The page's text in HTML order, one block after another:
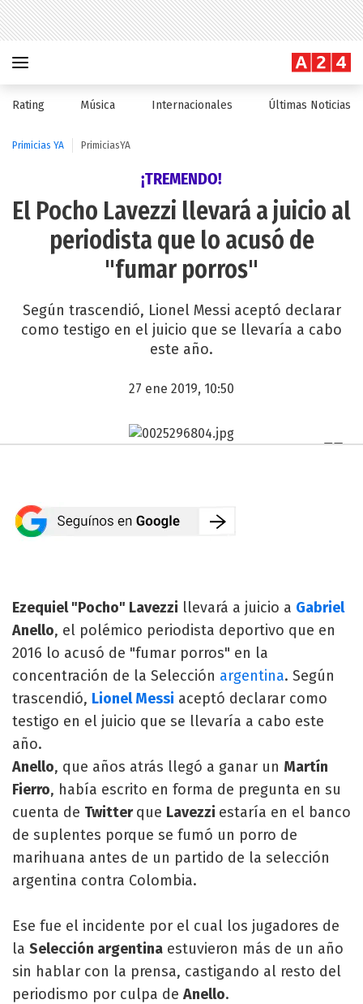
Rating Música Internacionales Últimas Noticias
Primicias YA PrimiciasYA
¡TREMENDO!
El Pocho Lavezzi llevará a juicio al
periodista que lo acusó de
"fumar porros"
Según trascendió, Lionel Messi aceptó declarar
como testigo en el juicio que se llevaría a cabo
este año.
27 ene 2019, 10:50
Ezequiel "Pocho" Lavezzi llevará a juicio a Gabriel
Anello, el polémico periodista deportivo que en
2016 lo acusó de "fumar porros" en la
concentración de la Selección argentina. Según
trascendió, Lionel Messi aceptó declarar como
testigo en el juicio que se llevaría a cabo este
año.
Anello, que años atrás llegó a ganar un Martín
Fierro, había escrito en forma de pregunta en su
cuenta de Twitterque Lavezzi estaría en el banco
de suplentes porque se fumó un porro de
marihuana antes de un partido de la selección
argentina contra Colombia.
Ese fue el incidente por el cual los jugadores de
la Selección argentina estuvieron más de un año
sin hablar con la prensa, castigando al resto del
periodismo por culpa de Anello.